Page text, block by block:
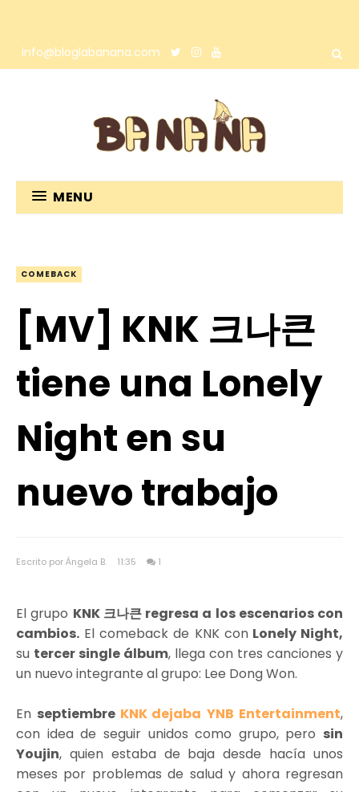
info@bloglabanana.com
MENU
COMEBACK
[MV] KNK 크나큰
tiene una Lonely
Night en su
nuevo trabajo
Escrito por Ángela B. 11:35 1
El grupo KNK 크나큰 regresa a los escenarios con
cambios. El comeback de KNK conLonely Night,
su tercer single álbum, llega con tres canciones y
un nuevo integrante al grupo: Lee Dong Won.
En septiembre KNK dejaba YNB Entertainment,
con idea de seguir unidos como grupo, pero sin
Youjin, quien estaba de baja desde hacía unos
meses por problemas de salud y ahora regresan